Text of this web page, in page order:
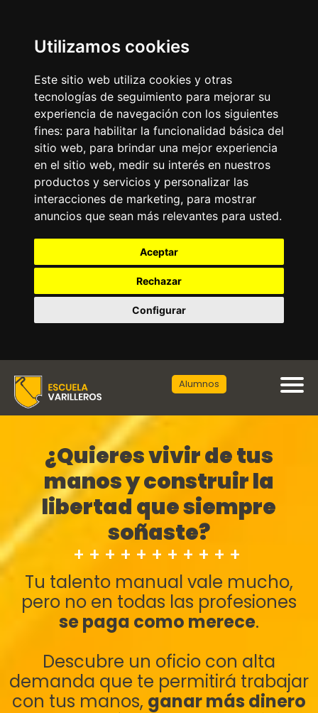
Utilizamos cookies
Este sitio web utiliza cookies y otras
tecnologías de seguimiento para mejorar su
experiencia de navegación con los siguientes
fines: para habilitar la funcionalidad básica del
sitio web, para brindar una mejor experiencia
en el sitio web, medir su interés en nuestros
productos y servicios y personalizar las
interacciones de marketing, para mostrar
anuncios que sean más relevantes para usted.
Aceptar
Rechazar
Configurar
Alumnos
¿Quieres vivir de tus
manos y construir la
libertad que siempre
soñaste?
+++++++++++
Tu talento manual vale mucho,
pero no en todas las profesiones
se paga como merece.
Descubre un oficio con alta
demanda que te permitirá trabajar
con tus manos, ganar más dinero